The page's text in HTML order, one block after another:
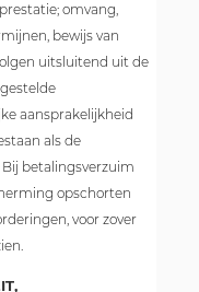
omvang,
bewijs van
uitsluitend uit de
aansprakelijkheid
als de
betalingsverzuim
opschorten
voor zover